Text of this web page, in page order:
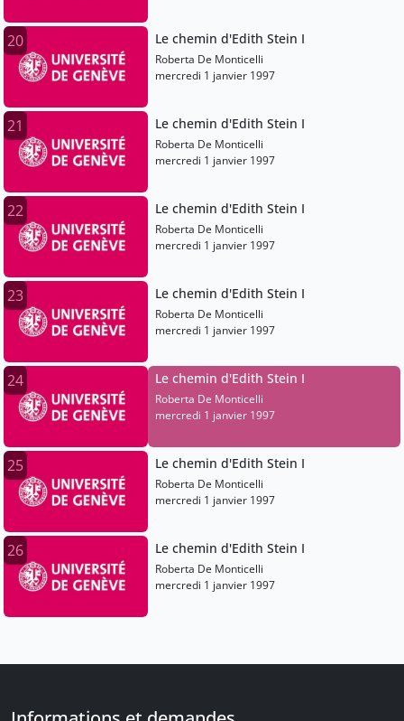
20 Le chemin d'Edith Stein I
Roberta De Monticelli
mercredi 1 janvier 1997
21 Le chemin d'Edith Stein I
Roberta De Monticelli
mercredi 1 janvier 1997
22 Le chemin d'Edith Stein I
Roberta De Monticelli
mercredi 1 janvier 1997
23 Le chemin d'Edith Stein I
Roberta De Monticelli
mercredi 1 janvier 1997
24 Le chemin d'Edith Stein I
Roberta De Monticelli
mercredi 1 janvier 1997
25 Le chemin d'Edith Stein I
Roberta De Monticelli
mercredi 1 janvier 1997
26 Le chemin d'Edith Stein I
Roberta De Monticelli
mercredi 1 janvier 1997